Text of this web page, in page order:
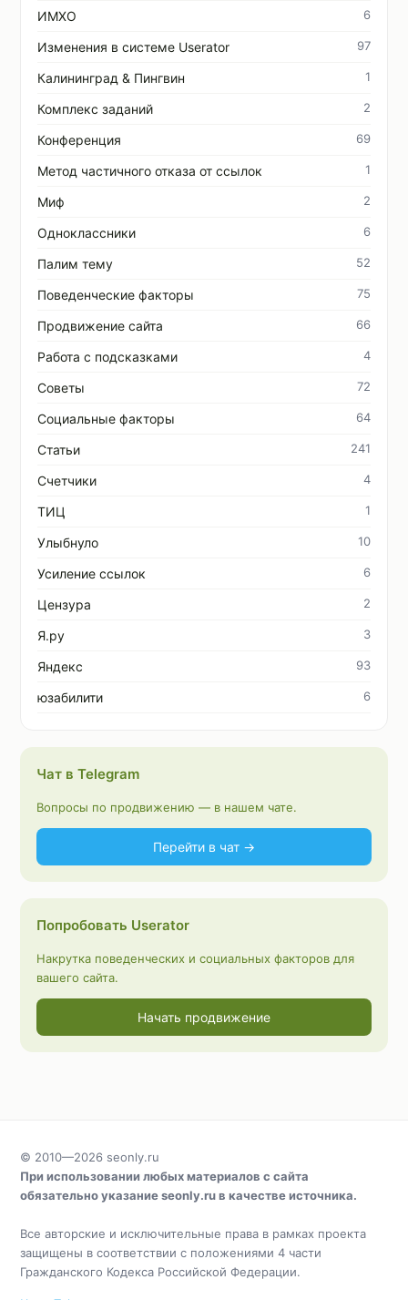
ИМХО 6
Изменения в системе Userator 97
Калининград & Пингвин 1
Комплекс заданий 2
Конференция 69
Метод частичного отказа от ссылок 1
Миф 2
Одноклассники 6
Палим тему 52
Поведенческие факторы 75
Продвижение сайта 66
Работа с подсказками 4
Советы 72
Социальные факторы 64
Статьи 241
Счетчики 4
ТИЦ 1
Улыбнуло 10
Усиление ссылок 6
Цензура 2
Я.ру 3
Яндекс 93
юзабилити 6
Чат в Telegram
Вопросы по продвижению — в нашем чате.
Перейти в чат →
Попробовать Userator
Накрутка поведенческих и социальных факторов для
вашего сайта.
Начать продвижение
© 2010—2026 seonly.ru
При использовании любых материалов с сайта
обязательно указаниеseonly.ruв качестве источника.
Все авторские и исключительные права в рамках проекта
защищены в соответствии с положениями 4 части
Гражданского Кодекса Российской Федерации.